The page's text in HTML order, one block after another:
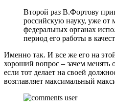
Второй раз В.Фортову
российскую науку, уже от
федеральных органах
период его работы в
Именно так. И все же его на
хороший вопрос – зачем менять
если тот делает на своей
возглавляет максимальный